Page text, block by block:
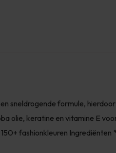
sneldrogende formule,
olie, keratine en vitamine E
fashionkleuren Ingrediënten